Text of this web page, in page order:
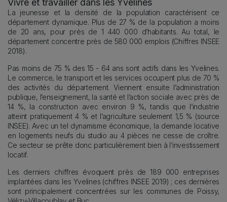
Vivre et travailler dans les Yvelines
La jeunesse et la densité de la population caractérisent ce
département dynamique. Plus de 27 % de la population a moins
de 20 ans, pour près de 1 440 000 d’habitants. Au total, le
département concentre près de 580 000 emplois (Chiffres INSEE
2018).
Pas moins de 75 % des 15 - 64 ans sont actifs dans les Yvelines.
Le commerce, le transport et les services occupent plus de 70 %
des activités du département. Viennent ensuite l’administration
publique, l’enseignement, la santé et l’action sociale avec près de
14 %, la construction avec environ 9 %, tandis que l’industrie
atteint pratiquement 4 % et l’agriculture seulement 1,5 % (source
INSEE). Avec un tel dynamisme économique, la demande locative
en logements neufs du studio au 4 pièces ne cesse de croître.
Ce secteur se prête donc particulièrement bien à l’investissement
locatif.
Les derniers chiffres évoquent près de 189 000 entreprises
implantées dans les Yvelines (chiffres INSEE 2019) ; ces dernières
sont principalement concentrées sur les communes de Poissy,